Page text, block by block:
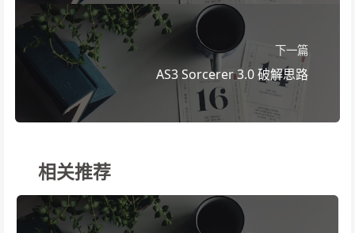
下一篇
AS3 Sorcerer 3.0 破解思路
相关推荐